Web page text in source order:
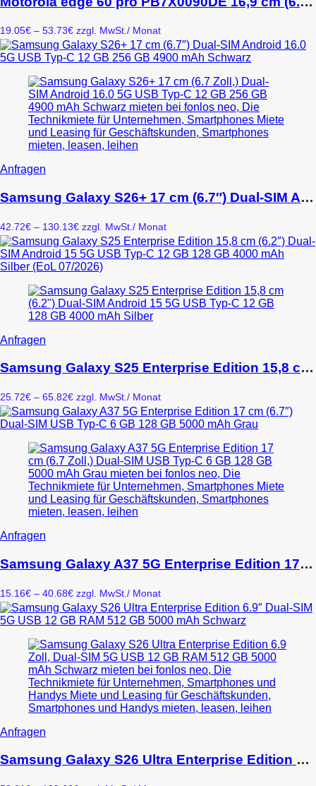
mehrere
auf.
Die
Optionen
können
auf
der
Produktseite
gewählt
werden
19.05€ – 53.73€Preisspanne:
19.05€
bis
zzgl. MwSt./ Monat
Anfragen
weist
mehrere
auf.
Die
Optionen
können
der
Produktseite
gewählt
Samsung Galaxy S26+ 17 cm (6.7″) Dual-SIM Android 16.0 5G USB Typ-C 12 GB 256 GB 4900 mAh Schwarz
42.72€ – 130.13€Preisspanne:
42.72€
bis
130.13€
zzgl. MwSt. / Monat
Anfragen
weist
mehrere
auf.
Die
Optionen
können
auf
der
Produktseite
gewählt
werden
Samsung Galaxy S25 Enterprise Edition 15,8 cm (6.2″) Dual-SIM Android 15 5G USB Typ-C 12 GB 128 GB 4000 mAh Silber (EoL 07/2026)
25.72€ – 65.82€Preisspanne:
25.72€
bis
65.82€
zzgl. MwSt. / Monat
Anfragen
weist
mehrere
auf.
Die
Optionen
auf
der
Produktseite
gewählt
werden
Samsung Galaxy A37 5G Enterprise Edition 17 cm (6.7″) Dual-SIM USB Typ-C 6 GB 128 GB 5000 mAh Grau
15.16€ – 40.68€Preisspanne:
15.16€
bis
40.68€
zzgl. MwSt. / Monat
Anfragen
weist
mehrere
Samsung Galaxy S26 Ultra Enterprise Edition 6.9″ Dual-SIM 5G USB 12 GB RAM 512 GB 5000 mAh Schwarz